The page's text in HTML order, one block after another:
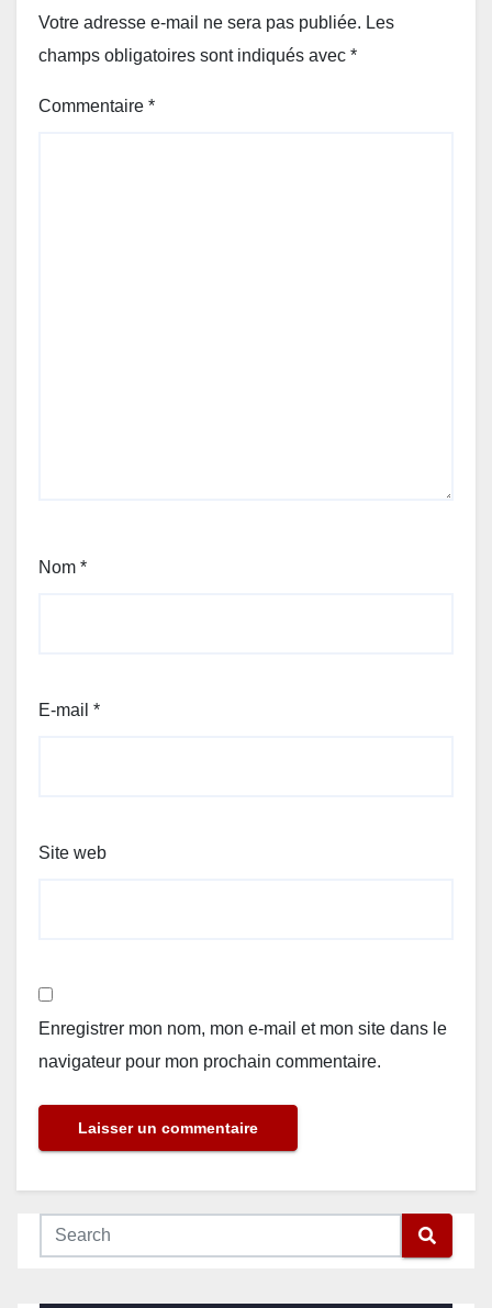
Votre adresse e-mail ne sera pas publiée. Les
champs obligatoires sont indiqués avec *
Commentaire *
Nom *
E-mail *
Site web
Enregistrer mon nom, mon e-mail et mon site dans le
navigateur pour mon prochain commentaire.